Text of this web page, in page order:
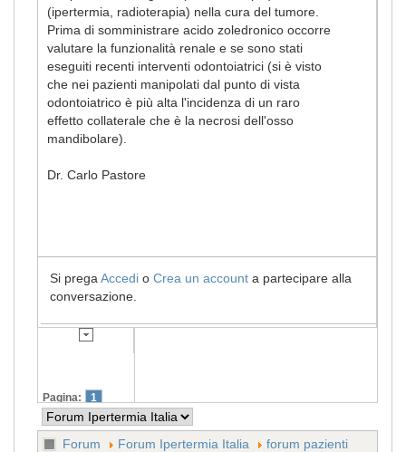
(ipertermia, radioterapia) nella cura del tumore.
Prima di somministrare acido zoledronico occorre
valutare la funzionalità renale e se sono stati
eseguiti recenti interventi odontoiatrici (si è visto
che nei pazienti manipolati dal punto di vista
odontoiatrico è più alta l'incidenza di un raro
effetto collaterale che è la necrosi dell'osso
mandibolare).
Dr. Carlo Pastore
Si prega Accedi o Crea un account a partecipare alla
conversazione.
Pagina: 1
Forum Forum Ipertermia Italia
forum pazienti